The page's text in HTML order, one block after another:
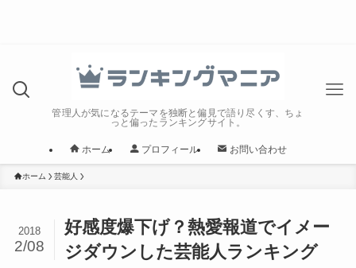
管理人が気になるテーマを独断と偏見で語り尽くす、ちょ
っと偏ったランキングサイト。
ホーム プロフィール お問い合わせ
ホーム 芸能人
好感度爆下げ？熱愛報道でイメー
ジダウンした芸能人ランキング
2018
2/08